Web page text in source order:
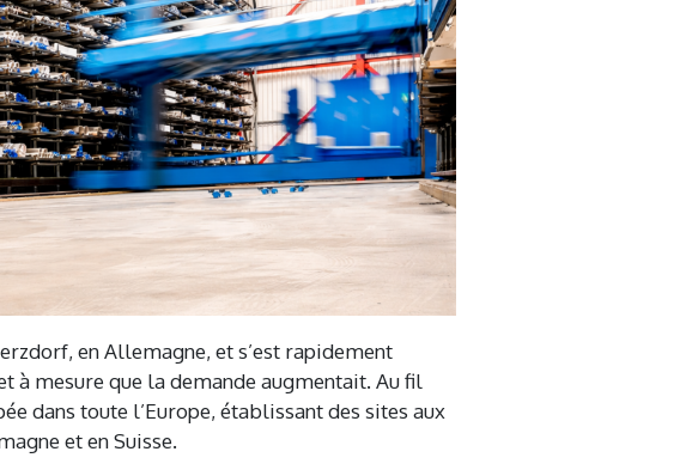
en Allemagne, et s’est rapidement
à mesure que la demande augmentait. Au fil
dans toute l’Europe, établissant des sites aux
et en Suisse.